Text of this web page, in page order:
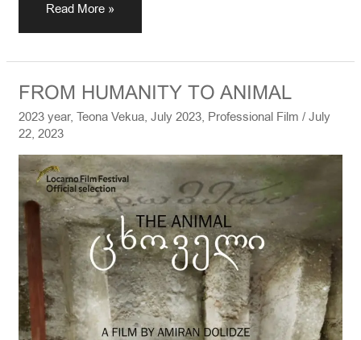
Read More »
FROM HUMANITY TO ANIMAL
2023 year,Teona Vekua,July 2023, Professional Film /July
22, 2023
FROM
HUMANITY
TO